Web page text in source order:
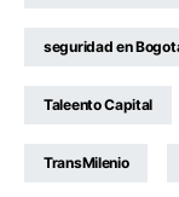
seguridad en
Taleento Capital
TransMilenio